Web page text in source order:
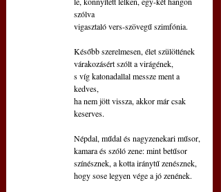
szólva
vigasztaló vers-szövegű szimfónia.
Később szerelmesen, élet szülöttének
várakozásért szólt a virágének,
s víg katonadallal messze ment a
kedves,
ha nem jött vissza, akkor már csak
keserves.
Népdal, műdal és nagyzenekari műsor,
kamara és szóló zene: mint betűsor
színésznek, a kotta iránytű zenésznek,
hogy sose legyen vége a jó zenének.